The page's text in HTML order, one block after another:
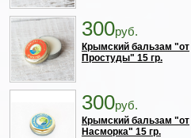
300руб.
Крымский бальзам "от
Простуды" 15 гр.
300руб.
Крымский бальзам "от
Насморка" 15 гр.